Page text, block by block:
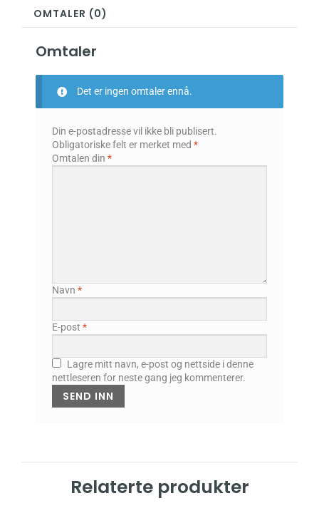
OMTALER (0)
Omtaler
Det er ingen omtaler ennå.
Din e-postadresse vil ikke bli publisert.
Obligatoriske felt er merket med *
Omtalen din *
Navn *
E-post *
Lagre mitt navn, e-post og nettside i denne
nettleseren for neste gang jeg kommenterer.
Relaterte produkter